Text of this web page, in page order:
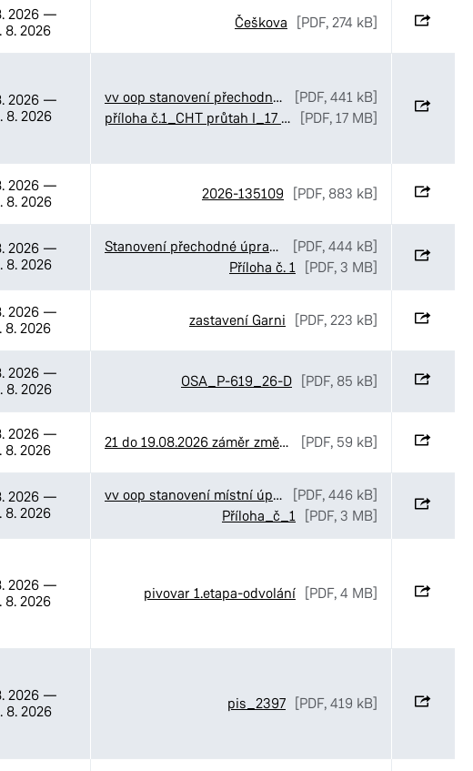
2026—
8. 2026
Češkova [PDF, 274 kB]
2026—
8. 2026
vv oop stanovení přechodné úpravy provozu CHládek Tintěra Čankovice objízdná trasa
[PDF, 441 kB]
příloha č.1_CHT průtah I_17 Čankovice
[PDF, 17 MB]
2026—
8. 2026
2026-135109 [PDF, 883 kB]
2026—
8. 2026
Stanovení přechodné úpravy provozu v ulici Sukova třída v Pardubicích
[PDF, 444 kB]
Příloha č. 1 [PDF, 3 MB]
2026—
8. 2026
zastavení Garni [PDF, 223 kB]
2026—
8. 2026
OSA_P-619_26-D [PDF, 85 kB]
2026—
8. 2026
21 do 19.08.2026 záměr změny NS [PDF, 59 kB]
2026—
8. 2026
vv oop stanovení místní úpravy OD U Sportovní školy
[PDF, 446 kB]
Příloha_č_1 [PDF, 3 MB]
2026—
8. 2026
pivovar 1.etapa-odvolání [PDF, 4 MB]
2026—
8. 2026
pis_2397 [PDF, 419 kB]